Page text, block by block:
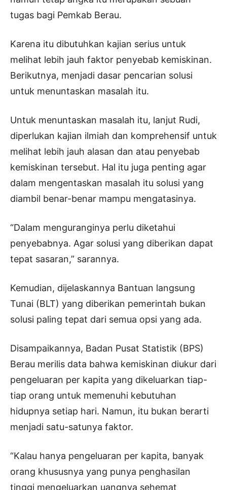
tugas bagi Pemkab Berau.
Karena itu dibutuhkan kajian serius untuk
melihat lebih jauh faktor penyebab kemiskinan.
Berikutnya, menjadi dasar pencarian solusi
untuk menuntaskan masalah itu.
Untuk menuntaskan masalah itu, lanjut Rudi,
diperlukan kajian ilmiah dan komprehensif untuk
melihat lebih jauh alasan dan atau penyebab
kemiskinan tersebut. Hal itu juga penting agar
dalam mengentaskan masalah itu solusi yang
diambil benar-benar mampu mengatasinya.
“Dalam menguranginya perlu diketahui
penyebabnya. Agar solusi yang diberikan dapat
tepat sasaran,” sarannya.
Kemudian, dijelaskannya Bantuan langsung
Tunai (BLT) yang diberikan pemerintah bukan
solusi paling tepat dari semua opsi yang ada.
Disampaikannya, Badan Pusat Statistik (BPS)
Berau merilis data bahwa kemiskinan diukur dari
pengeluaran per kapita yang dikeluarkan tiap-
tiap orang untuk memenuhi kebutuhan
hidupnya setiap hari. Namun, itu bukan berarti
menjadi satu-satunya faktor.
“Kalau hanya pengeluaran per kapita, banyak
orang khususnya yang punya penghasilan
tinggi mengeluarkan uangnya sehemat